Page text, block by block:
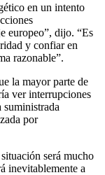
en un intento
europeo”, dijo. “Es
y confiar en
razonable”.
la mayor parte de
ver interrupciones
suministrada
por
será mucho
inevitablemente a